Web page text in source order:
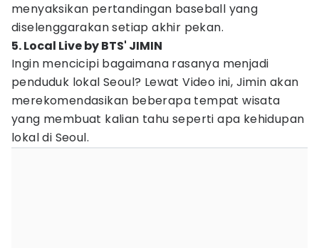
menyaksikan pertandingan baseball yang
diselenggarakan setiap akhir pekan.
5. Local Live by BTS' JIMIN
Ingin mencicipi bagaimana rasanya menjadi
penduduk lokal Seoul? Lewat Video ini, Jimin akan
merekomendasikan beberapa tempat wisata
yang membuat kalian tahu seperti apa kehidupan
lokal di Seoul.